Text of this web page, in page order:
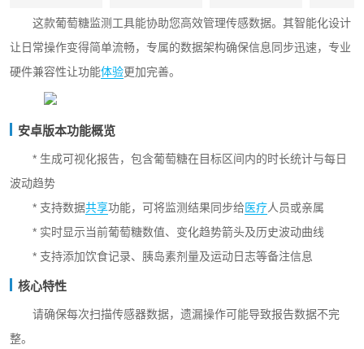
这款葡萄糖监测工具能协助您高效管理传感数据。其智能化设计
让日常操作变得简单流畅，专属的数据架构确保信息同步迅速，专业
硬件兼容性让功能体验更加完善。
安卓版本功能概览
* 生成可视化报告，包含葡萄糖在目标区间内的时长统计与每日
波动趋势
* 支持数据共享功能，可将监测结果同步给医疗人员或亲属
* 实时显示当前葡萄糖数值、变化趋势箭头及历史波动曲线
* 支持添加饮食记录、胰岛素剂量及运动日志等备注信息
核心特性
请确保每次扫描传感器数据，遗漏操作可能导致报告数据不完
整。